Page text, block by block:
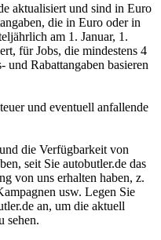
aktualisiert und sind in Euro
die in Euro oder in
am 1. Januar, 1.
für Jobs, die mindestens 4
und Rabattangaben basieren
und eventuell anfallende
die Verfügbarkeit von
seit Sie autobutler.de das
von uns erhalten haben, z.
usw. Legen Sie
an, um die aktuell
sehen.